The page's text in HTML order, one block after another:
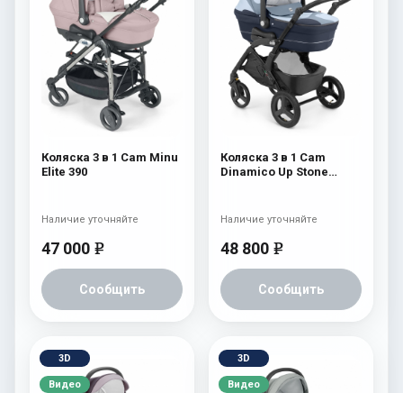
Коляска 3 в 1 Cam Minu
Elite 390
47 000 e
Сообщить
Наличие уточняйте
Коляска 3 в 1 Cam
Dinamico Up Stone
48 800 e
Сообщить
Наличие уточняйте
3D
Видео
3D
Видео